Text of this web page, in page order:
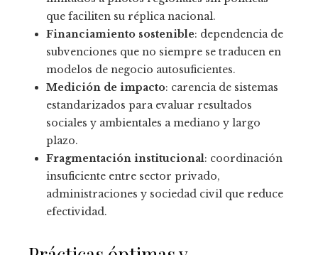
que faciliten su réplica nacional.
Financiamiento sostenible: dependencia de
subvenciones que no siempre se traducen en
modelos de negocio autosuficientes.
Medición de impacto: carencia de sistemas
estandarizados para evaluar resultados
sociales y ambientales a mediano y largo
plazo.
Fragmentación institucional: coordinación
insuficiente entre sector privado,
administraciones y sociedad civil que reduce
efectividad.